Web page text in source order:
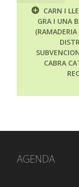
CARN I
GRA I UNA
CABRA
AGENDA